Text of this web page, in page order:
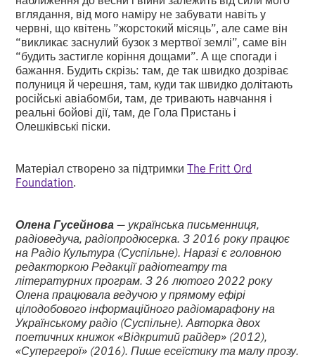
вглядання, від мого наміру не забувати навіть у
червні, що квітень ”жорстокий місяць”, але саме він
“викликає заснулий бузок з мертвої землі”, саме він
“будить застигле коріння дощами”. А ще спогади і
бажання. Будить скрізь: там, де так швидко дозріває
полуниця й черешня, там, куди так швидко долітають
російські авіабомби, там, де тривають навчання і
реальні бойові дії, там, де Гола Пристань і
Олешківські піски.
Матеріал створено за підтримкиThe Fritt Ord
Foundation.
Олена Гусейнова— українська письменниця,
радіоведуча, радіопродюсерка. З 2016 року працює
на Радіо Культура (Суспільне). Наразі є головною
редакторкою Редакції радіотеатру та
літературних програм. З 26 лютого 2022 року
Олена працювала ведучою у прямому ефірі
цілодобового інформаційного радіомарафону на
Українському радіо (Суспільне). Авторка двох
поетичних книжок «Відкритий райдер» (2012),
«Супергерої» (2016). Пише есеїстику та малу прозу.